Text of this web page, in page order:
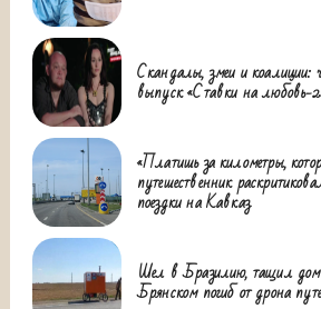
Скандалы, змеи и коалиции:
выпуск «Ставки на любовь-
«Платишь за километры,
путешественник
поездки на Кавказ
Шел в Бразилию, тащил дом
Брянском погиб от дрона